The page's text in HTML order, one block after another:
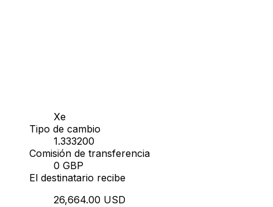
Xe
Tipo de cambio
1.333200
Comisión de transferencia
0 GBP
El destinatario recibe
26,664.00 USD